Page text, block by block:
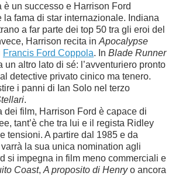
un successo e Harrison Ford
la fama di star internazionale. Indiana
a far parte dei top 50 tra gli eroi del
Harrison recita in Apocalypse
Francis Ford Coppola. In Blade Runner
un altro lato di sé: l’avventuriero pronto
detective privato cinico ma tenero.
i panni di Ian Solo nel terzo
.
dei film, Harrison Ford è capace di
tant’è che tra lui e il regista Ridley
tensioni. A partire dal 1985 e da
la sua unica nomination agli
si impegna in film meno commerciali e
Coast, A proposito di Henryo ancora